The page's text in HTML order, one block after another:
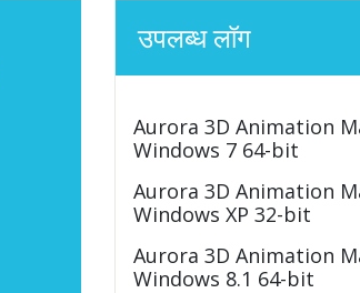
उपलब्ध लॉग
Aurora 3D Animation
Windows 7 64-bit
Aurora 3D Animation
Windows XP 32-bit
Aurora 3D Animation
Windows 8.1 64-bit